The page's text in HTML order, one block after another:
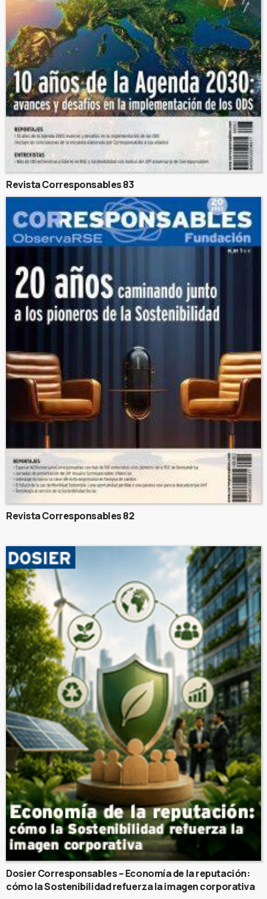
Revista Corresponsables 83
Revista Corresponsables 82
Dosier Corresponsables – Economía de la reputación:
cómo la Sostenibilidad refuerza la imagen corporativa